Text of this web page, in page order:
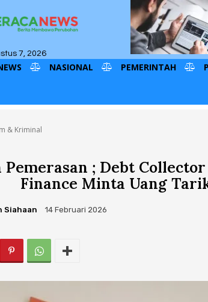
7, 2026
NASIONAL PEMERINTAH
& Kriminal
Pemerasan ; Debt
Finance Minta Uang
Siahaan 14 Februari 2026